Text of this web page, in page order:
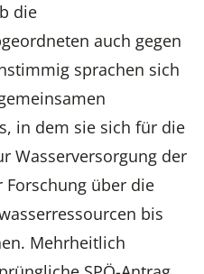
die
auch gegen
sprachen sich
in dem sie sich für die
Wasserversorgung der
über die
bis
Mehrheitlich